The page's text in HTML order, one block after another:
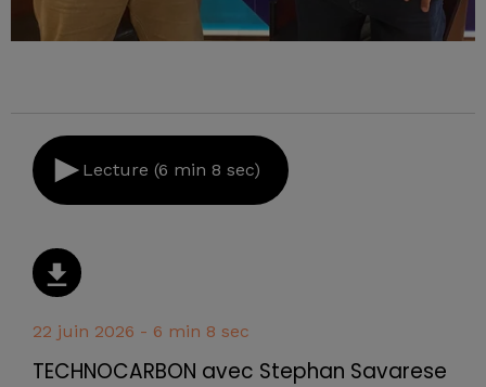
Lecture (6 min 8 sec)
22 juin 2026 - 6 min 8 sec
TECHNOCARBON avec Stephan Savarese